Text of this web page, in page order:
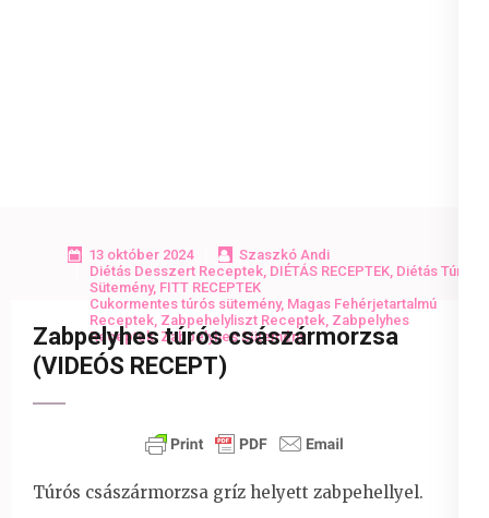
13 október 2024
Szaszkó Andi
Diétás Desszert Receptek, DIÉTÁS RECEPTEK, Diétás Túrós
Sütemény, FITT RECEPTEK
Cukormentes túrós sütemény, Magas Fehérjetartalmú
Receptek, Zabpehelyliszt Receptek, Zabpelyhes
Receptek, Zabpelyhes Sütemény
Zabpelyhes túrós császármorzsa
(VIDEÓS RECEPT)
Túrós császármorzsa gríz helyett zabpehellyel.